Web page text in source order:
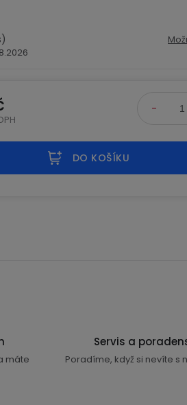
DO KOŠÍKU
máte
Servis a
Poradíme, když si nevíte s